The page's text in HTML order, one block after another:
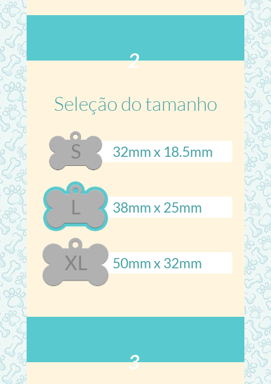
2
Seleção do tamanho
S 32mm x 18.5mm
L 38mm x 25mm
XL 50mm x 32mm
3